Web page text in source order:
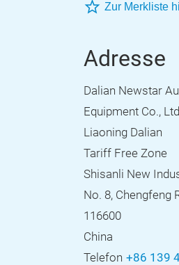
Zur Merkliste
Adresse
Dalian Newstar
Equipment Co.,
Liaoning Dalian
Tariff Free Zone
Shisanli New
No. 8, Chengfeng
116600
China
Telefon +86 139